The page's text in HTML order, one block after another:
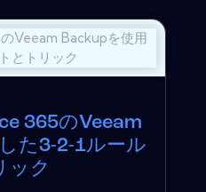
365のVeeam
た3-2-1ルール
ック